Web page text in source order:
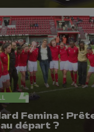
Femina :
départ ?